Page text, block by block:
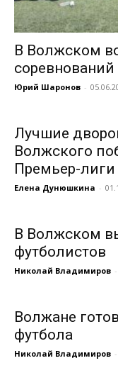
В Волжском
Юрий Шаронов -
Лучшие
Волжского
Премьер-лиги
Елена Дунюшкина -
В Волжском
футболистов
Николай Владимиров -
Волжане
футбола
Николай Владимиров -